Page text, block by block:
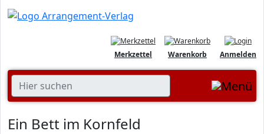
Anmelden
Warenkorb
Merkzettel
Ein Bett im Kornfeld